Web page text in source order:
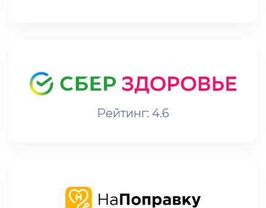
Рейтинг: 4.6